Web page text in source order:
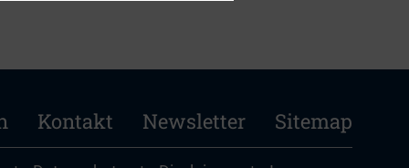
Kontakt Newsletter Sitemap